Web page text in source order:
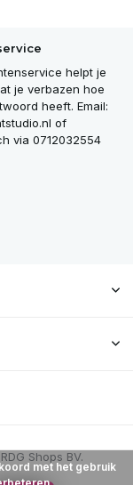
helpt je
je verbazen hoe
heeft. Email:
of
via 0712032554
met het gebruik